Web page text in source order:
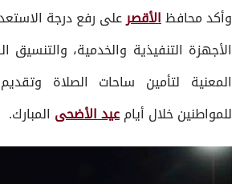
وأكد محافظالأقصرعلى رفع درجة
الأجهزة التنفيذية والخدمية، والتنسيق
المعنية لتأمين ساحات الصلاة
للمواطنين خلال أيامعيد الأضحى المبارك.